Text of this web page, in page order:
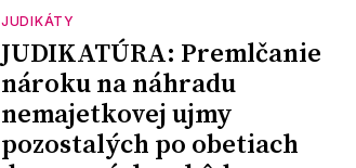
JUDIKÁTY
JUDIKATÚRA: Premlčanie
nároku na náhradu
nemajetkovej ujmy
pozostalých po obetiach